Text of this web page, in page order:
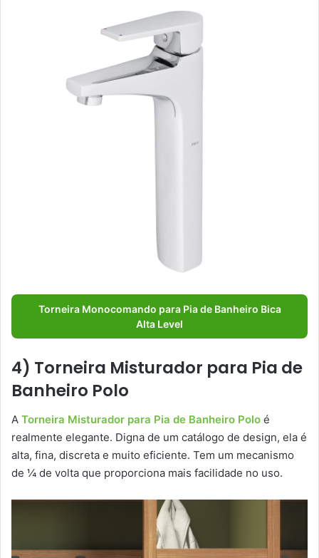
Torneira Monocomando para Pia de Banheiro Bica
Alta Level
4) Torneira Misturador para Pia de
Banheiro Polo
A Torneira Misturador para Pia de Banheiro Polo é
realmente elegante. Digna de um catálogo de design, ela é
alta, fina, discreta e muito eficiente. Tem um mecanismo
de ¼ de volta que proporciona mais facilidade no uso.